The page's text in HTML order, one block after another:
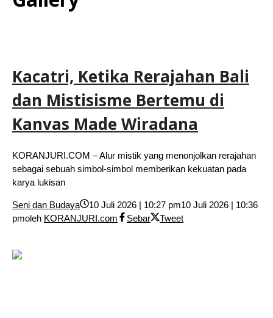
Kacatri, Ketika Rerajahan Bali
dan Mistisisme Bertemu di
Kanvas Made Wiradana
KORANJURI.COM – Alur mistik yang menonjolkan rerajahan
sebagai sebuah simbol-simbol memberikan kekuatan pada
karya lukisan
Seni dan Budaya 10 Juli 2026 | 10:27 pm10 Juli 2026 | 10:36
pmoleh KORANJURI.com Sebar Tweet